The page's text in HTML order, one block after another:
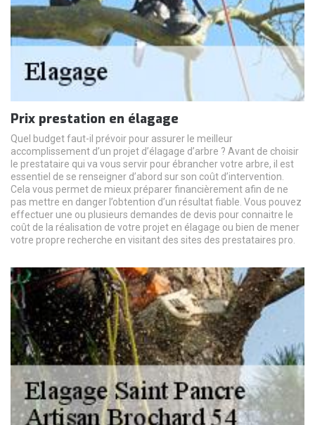
Prix prestation en élagage
Quel budget faut-il prévoir pour assurer le meilleur
accomplissement d’un projet d’élagage d’arbre ? Avant de choisir
le prestataire qui va vous servir pour ébrancher votre arbre, il est
essentiel de se renseigner d’abord sur son coût d’intervention.
Cela vous permet de mieux préparer financièrement afin de ne
pas mettre en danger l’obtention d’un résultat fiable. Vous pouvez
effectuer une ou plusieurs demandes de devis pour connaitre le
coût de la réalisation de votre projet en élagage ou bien de mener
votre propre recherche en visitant des sites des prestataires pro.